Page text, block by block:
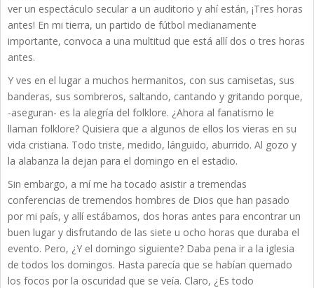
ver un espectáculo secular a un auditorio y ahí están, ¡Tres horas
antes! En mi tierra, un partido de fútbol medianamente
importante, convoca a una multitud que está allí dos o tres horas
antes.
Y ves en el lugar a muchos hermanitos, con sus camisetas, sus
banderas, sus sombreros, saltando, cantando y gritando porque,
-aseguran- es la alegría del folklore. ¿Ahora al fanatismo le
llaman folklore? Quisiera que a algunos de ellos los vieras en su
vida cristiana. Todo triste, medido, lánguido, aburrido. Al gozo y
la alabanza la dejan para el domingo en el estadio.
Sin embargo, a mí me ha tocado asistir a tremendas
conferencias de tremendos hombres de Dios que han pasado
por mi país, y allí estábamos, dos horas antes para encontrar un
buen lugar y disfrutando de las siete u ocho horas que duraba el
evento. Pero, ¿Y el domingo siguiente? Daba pena ir a la iglesia
de todos los domingos. Hasta parecía que se habían quemado
los focos por la oscuridad que se veía. Claro, ¿Es todo